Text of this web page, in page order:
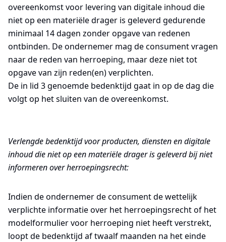
overeenkomst voor levering van digitale inhoud die
niet op een materiële drager is geleverd gedurende
minimaal 14 dagen zonder opgave van redenen
ontbinden. De ondernemer mag de consument vragen
naar de reden van herroeping, maar deze niet tot
opgave van zijn reden(en) verplichten.
De in lid 3 genoemde bedenktijd gaat in op de dag die
volgt op het sluiten van de overeenkomst.
Verlengde bedenktijd voor producten, diensten en digitale
inhoud die niet op een materiële drager is geleverd bij niet
informeren over herroepingsrecht:
Indien de ondernemer de consument de wettelijk
verplichte informatie over het herroepingsrecht of het
modelformulier voor herroeping niet heeft verstrekt,
loopt de bedenktijd af twaalf maanden na het einde